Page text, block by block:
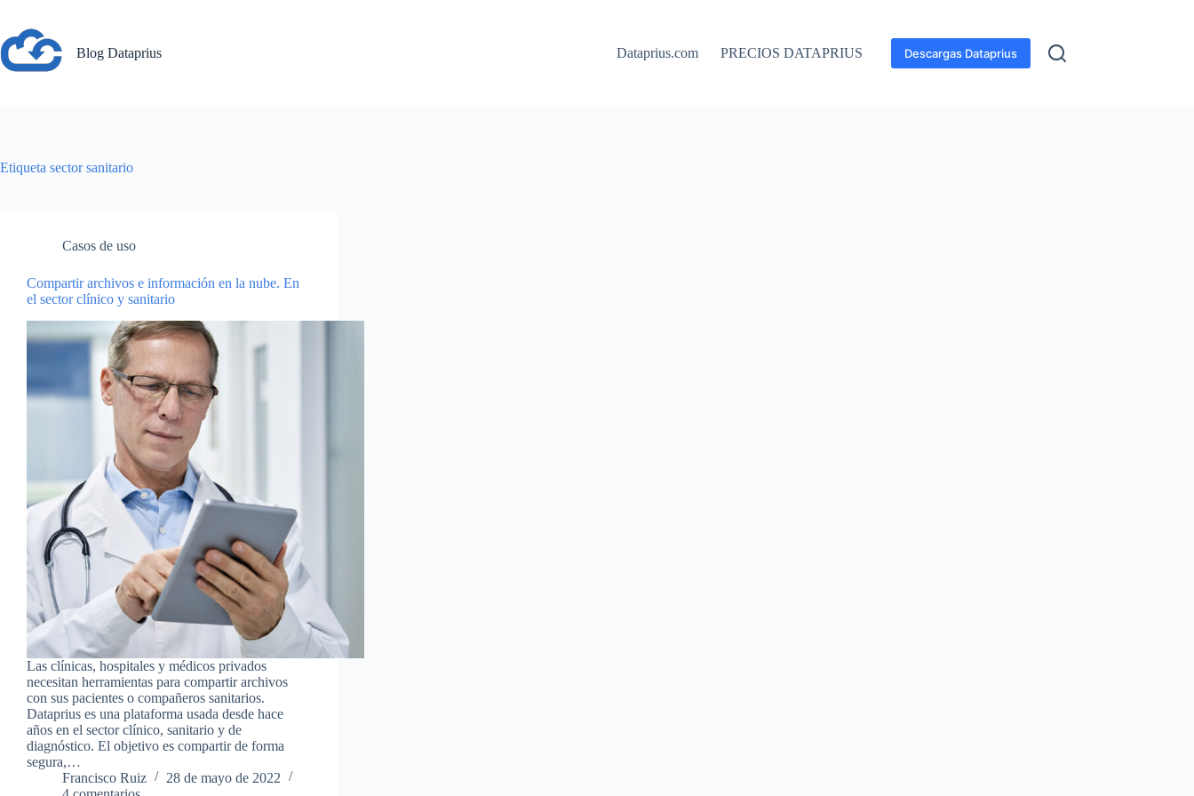
contenido
Blog Dataprius
Dataprius.com PRECIOS DATAPRIUS Descargas Dataprius
Etiqueta sector sanitario
Casos de uso
Compartir archivos e información en la nube. En
el sector clínico y sanitario
Las clínicas, hospitales y médicos privados
necesitan herramientas para compartir archivos
con sus pacientes o compañeros sanitarios.
Dataprius es una plataforma usada desde hace
años en el sector clínico, sanitario y de
diagnóstico. El objetivo es compartir de forma
segura,…
Francisco Ruiz
28 de mayo de 2022